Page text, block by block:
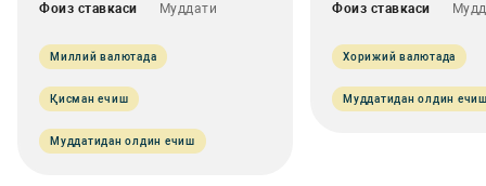
Фоиз ставкаси Муддати
Миллий валютада
Қисман ечиш
Муддатидан олдин ечиш
Фоиз ставкаси
Хорижий валютада
Муддатидан олдин